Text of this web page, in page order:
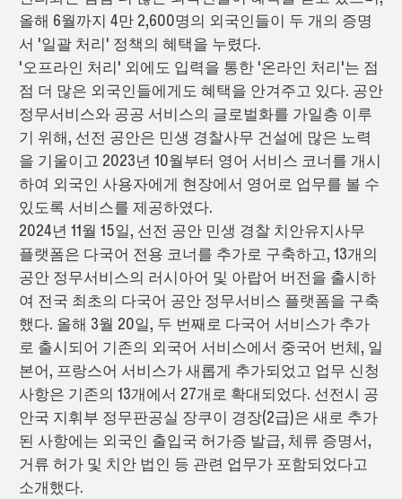
올해 6월까지 4만 2,600명의 외국인들이 두 개의 증명
서 '일괄 처리' 정책의 혜택을 누렸다.
'오프라인 처리' 외에도 입력을 통한 '온라인 처리'는 점
점 더 많은 외국인들에게도 혜택을 안겨주고 있다. 공안
정무서비스와 공공 서비스의 글로벌화를 가일층 이루
기 위해, 선전 공안은 민생 경찰사무 건설에 많은 노력
을 기울이고 2023년 10월부터 영어 서비스 코너를 개시
하여 외국인 사용자에게 현장에서 영어로 업무를 볼 수
있도록 서비스를 제공하였다.
2024년 11월 15일, 선전 공안 민생 경찰 치안유지사무
플랫폼은 다국어 전용 코너를 추가로 구축하고, 13개의
공안 정무서비스의 러시아어 및 아랍어 버전을 출시하
여 전국 최초의 다국어 공안 정무서비스 플랫폼을 구축
했다. 올해 3월 20일, 두 번째로 다국어 서비스가 추가
로 출시되어 기존의 외국어 서비스에서 중국어 번체, 일
본어, 프랑스어 서비스가 새롭게 추가되었고 업무 신청
사항은 기존의 13개에서 27개로 확대되었다. 선전시 공
안국 지휘부 정무판공실 장쿠이 경장(2급)은 새로 추가
된 사항에는 외국인 출입국 허가증 발급, 체류 증명서,
거류 허가 및 치안 법인 등 관련 업무가 포함되었다고
소개했다.